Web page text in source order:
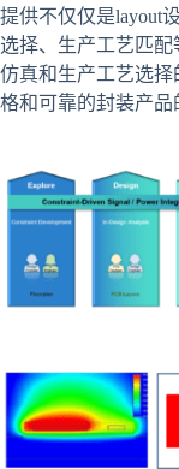
提供不仅仅是layout
选择、生产工艺匹配
仿真和生产工艺选
格和可靠的封装产品